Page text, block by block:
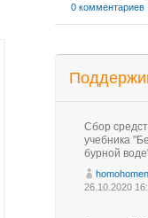
0 комментариев
Сбор
учебника
бурной
26.10.2020